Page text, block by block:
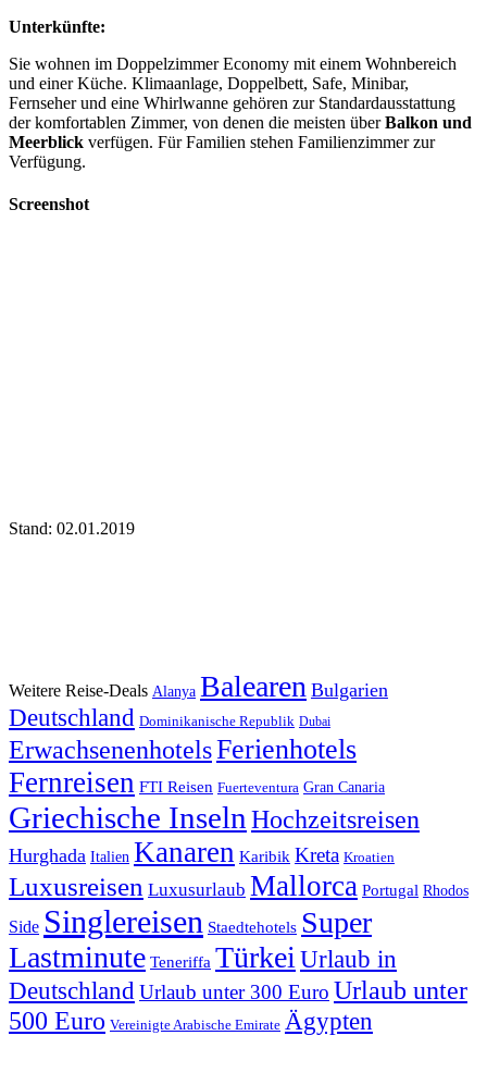
Unterkünfte:
Sie wohnen im Doppelzimmer Economy mit einem Wohnbereich
und einer Küche. Klimaanlage, Doppelbett, Safe, Minibar,
Fernseher und eine Whirlwanne gehören zur Standardausstattung
der komfortablen Zimmer, von denen die meisten überBalkon und
Meerblick verfügen. Für Familien stehen Familienzimmer zur
Verfügung.
Screenshot
Stand: 02.01.2019
Weitere Reise-Deals Alanya Balearen Bulgarien
Deutschland Dominikanische Republik Dubai
ErwachsenenhotelsFerienhotels
Fernreisen FTI Reisen Fuerteventura Gran Canaria
Griechische Inseln Hochzeitsreisen
Hurghada Italien Kanaren Karibik Kreta Kroatien
Luxusreisen Luxusurlaub Mallorca Portugal Rhodos
Side Singlereisen Staedtehotels Super
Lastminute Teneriffa Türkei Urlaub in
DeutschlandUrlaub unter 300 Euro Urlaub unter
500 Euro Vereinigte Arabische Emirate Ägypten